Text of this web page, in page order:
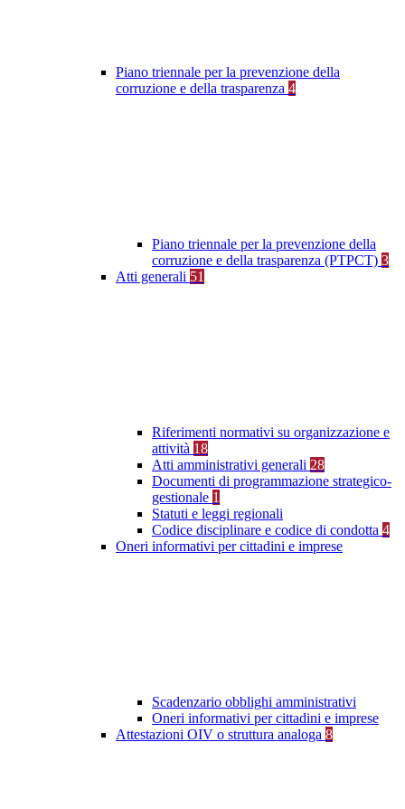
Piano triennale per la prevenzione della
corruzione e della trasparenza 4
Piano triennale per la prevenzione della
corruzione e della trasparenza (PTPCT) 3
Atti generali 51
Riferimenti normativi su organizzazione e
attività 18
Atti amministrativi generali 28
Documenti di programmazione strategico-
gestionale 1
Statuti e leggi regionali
Codice disciplinare e codice di condotta 4
Oneri informativi per cittadini e imprese
Scadenzario obblighi amministrativi
Oneri informativi per cittadini e imprese
Attestazioni OIV o struttura analoga 8